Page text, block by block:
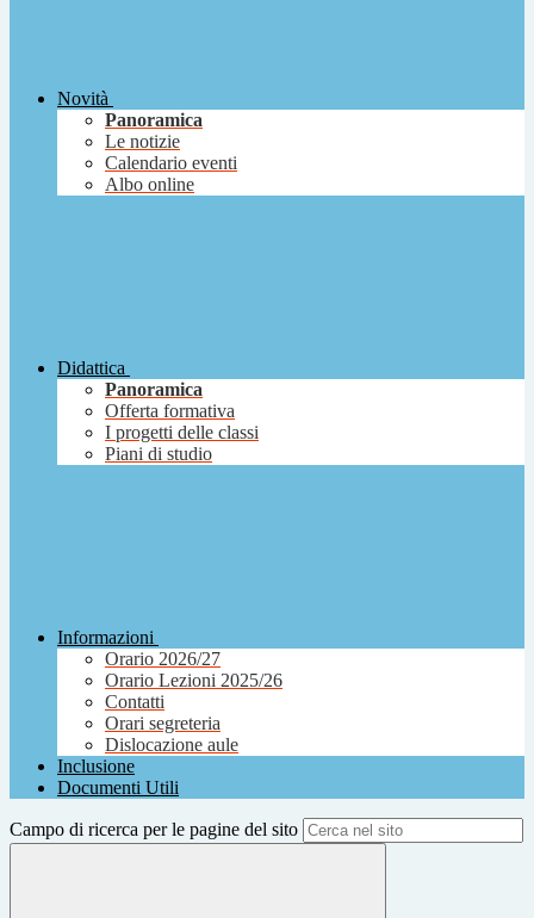
Novità
Panoramica
Le notizie
Calendario eventi
Albo online
Didattica
Panoramica
Offerta formativa
I progetti delle classi
Piani di studio
Informazioni
Orario 2026/27
Orario Lezioni 2025/26
Contatti
Orari segreteria
Dislocazione aule
Inclusione
Documenti Utili
Campo di ricerca per le pagine del sito